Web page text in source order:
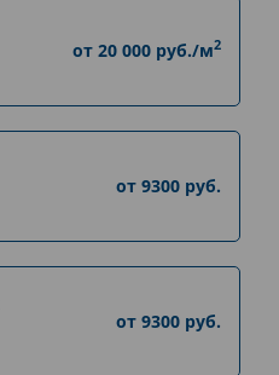
от 20 000 руб./м2
от 9300 руб.
от 9300 руб.